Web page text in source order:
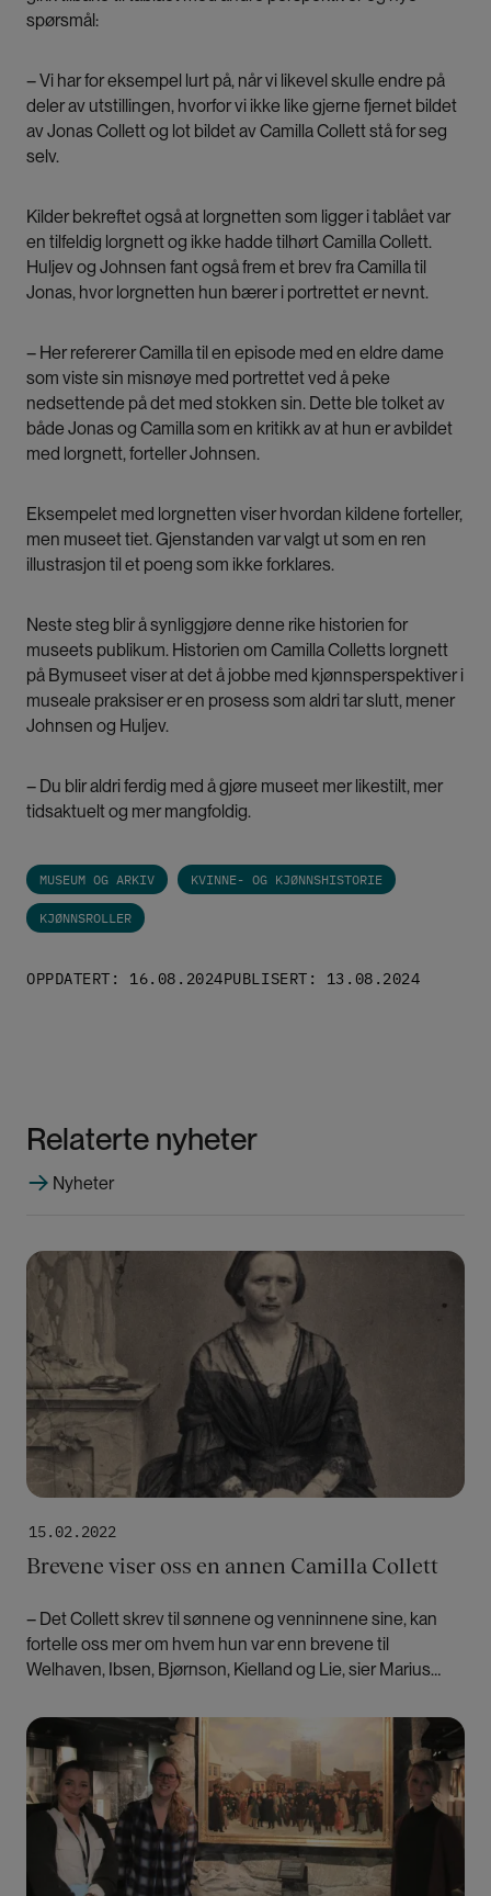
spørsmål:
– Vi har for eksempel lurt på, når vi likevel skulle endre på
deler av utstillingen, hvorfor vi ikke like gjerne fjernet bildet
av Jonas Collett og lot bildet av Camilla Collett stå for seg
selv.
Kilder bekreftet også at lorgnetten som ligger i tablået var
en tilfeldig lorgnett og ikke hadde tilhørt Camilla Collett.
Huljev og Johnsen fant også frem et brev fra Camilla til
Jonas, hvor lorgnetten hun bærer i portrettet er nevnt.
– Her refererer Camilla til en episode med en eldre dame
som viste sin misnøye med portrettet ved å peke
nedsettende på det med stokken sin. Dette ble tolket av
både Jonas og Camilla som en kritikk av at hun er avbildet
med lorgnett, forteller Johnsen.
Eksempelet med lorgnetten viser hvordan kildene forteller,
men museet tiet. Gjenstanden var valgt ut som en ren
illustrasjon til et poeng som ikke forklares.
Neste steg blir å synliggjøre denne rike historien for
museets publikum. Historien om Camilla Colletts lorgnett
på Bymuseet viser at det å jobbe med kjønnsperspektiver i
museale praksiser er en prosess som aldri tar slutt, mener
Johnsen og Huljev.
– Du blir aldri ferdig med å gjøre museet mer likestilt, mer
tidsaktuelt og mer mangfoldig.
MUSEUM OG ARKIV KVINNE- OG KJØNNSHISTORIE
KJØNNSROLLER
OPPDATERT: 16.08.2024PUBLISERT: 13.08.2024
Relaterte nyheter
Nyheter
15.02.2022
Brevene viser oss en annen Camilla Collett
– Det Collett skrev til sønnene og venninnene sine, kan
fortelle oss mer om hvem hun var enn brevene til
Welhaven, Ibsen, Bjørnson, Kielland og Lie, sier Marius
Colletts brev.
Bilde
Bilde